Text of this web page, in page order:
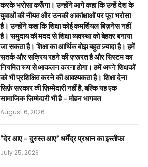
करके भरोसा करूँगा। उन्होंने आगे कहा कि उन्हें देश के
युवाओं की नीयत और उनकी आकांक्षाओं पर पूरा भरोसा
है। उन्होंने कहा कि शिक्षा कोई कमर्शियल बिज़नेस नहीं
है। समुदाय की मदद से शिक्षा व्यवस्था को बेहतर बनाया
जा सकता है। शिक्षा का आर्थिक बोझ बहुत ज़्यादा है। हमें
सतर्क और सक्रिय रहने की ज़रूरत है और सिस्टम का
नियमित रूप से आकलन करना होगा। हमें अपने शिक्षकों
को भी प्रशिक्षित करने की आवश्यकता है। शिक्षा देना
सिर्फ़ सरकार की ज़िम्मेदारी नहीं है, बल्कि यह एक
सामाजिक ज़िम्मेदारी भी है – मोहन भागवत
August 6, 2026
“देर आए – दुरुस्त आए” धर्मेंद्र प्रधान का इस्तीफा
July 25, 2026